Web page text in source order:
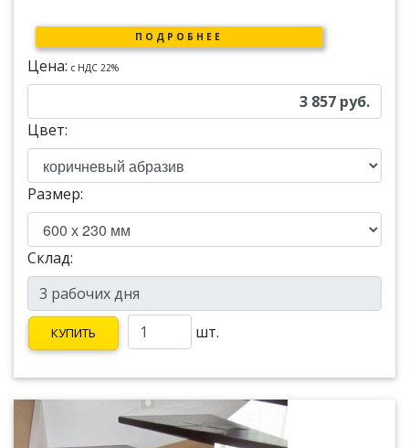
ПОДРОБНЕЕ
Цена: c НДС 22%
3 857 руб.
Цвет:
Размер:
Склад:
КУПИТЬ шт.